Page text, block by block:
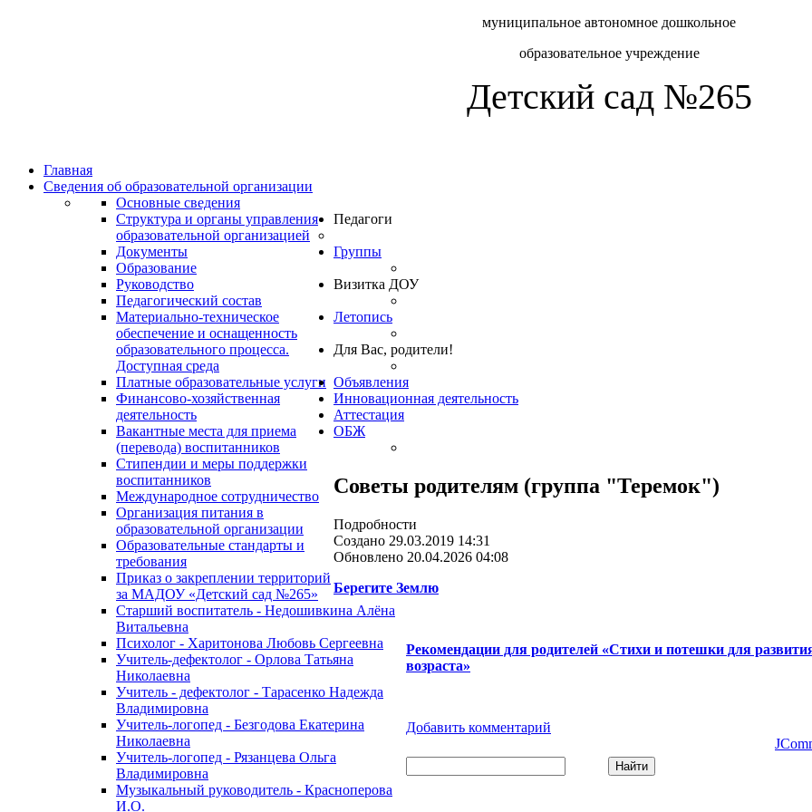
муниципальное автономное дошкольное
образовательное учреждение
Детский сад №265
Главная
Сведения об образовательной организации
Основные сведения
Структура и органы управления
образовательной организацией
Документы
Образование
Руководство
Педагогический состав
Материально-техническое
обеспечение и оснащенность
образовательного процесса.
Доступная среда
Платные образовательные услуги
Финансово-хозяйственная
деятельность
Вакантные места для приема
(перевода) воспитанников
Стипендии и меры поддержки
воспитанников
Международное сотрудничество
Организация питания в
образовательной организации
Образовательные стандарты и
требования
Приказ о закреплении территорий
за МАДОУ «Детский сад №265»
Педагоги
Старший воспитатель - Недошивкина Алёна
Витальевна
Психолог - Харитонова Любовь Сергеевна
Учитель-дефектолог - Орлова Татьяна
Николаевна
Учитель - дефектолог - Тарасенко Надежда
Владимировна
Учитель-логопед - Безгодова Екатерина
Николаевна
Учитель-логопед - Рязанцева Ольга
Владимировна
Музыкальный руководитель - Красноперова
И.О.
Группы
Визитка ДОУ
Летопись
Для Вас, родители!
Объявления
Инновационная деятельность
Аттестация
ОБЖ
Советы родителям (группа "Теремок")
Подробности
Создано 29.03.2019 14:31
Обновлено 20.04.2026 04:08
Берегите Землю
Рекомендации для родителей «Стихи и потешки для
возраста»
Добавить комментарий